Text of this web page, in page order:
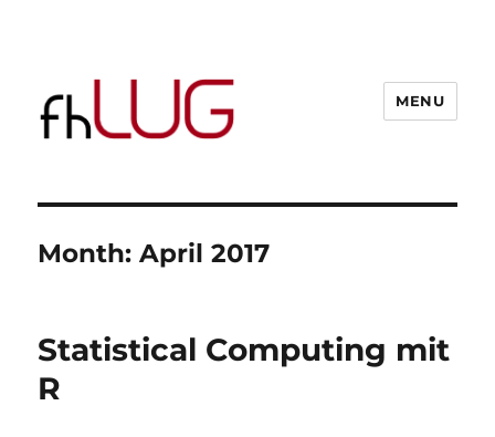
MENU
Month:April 2017
Statistical Computing mit
R